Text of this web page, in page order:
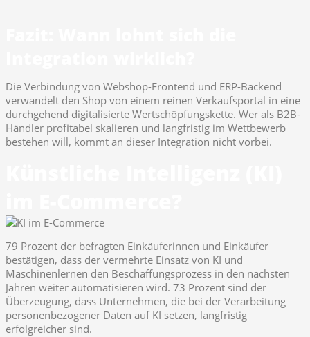
Die Verbindung von Webshop-Frontend und ERP-Backend
verwandelt den Shop von einem reinen Verkaufsportal in eine
durchgehend digitalisierte Wertschöpfungskette. Wer als B2B-
Händler profitabel skalieren und langfristig im Wettbewerb
bestehen will, kommt an dieser Integration nicht vorbei.
79 Prozent der befragten Einkäuferinnen und Einkäufer
bestätigen, dass der vermehrte Einsatz von KI und
Maschinenlernen den Beschaffungsprozess in den nächsten
Jahren weiter automatisieren wird. 73 Prozent sind der
Überzeugung, dass Unternehmen, die bei der Verarbeitung
personenbezogener Daten auf KI setzen, langfristig
erfolgreicher sind.